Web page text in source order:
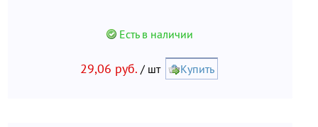
Есть в наличии
29,06 руб. / шт Купить